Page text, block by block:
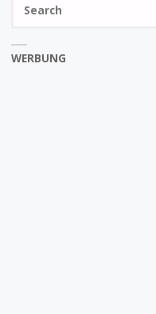
WERBUNG